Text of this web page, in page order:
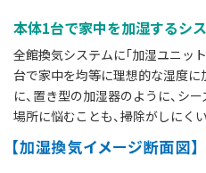
本体1台で家中を加湿するシス
全館換気システムに｢加湿ユニッ
台で家中を均等に理想的な湿度に
に、置き型の加湿器のように、シ
場所に悩むことも、掃除がしにく